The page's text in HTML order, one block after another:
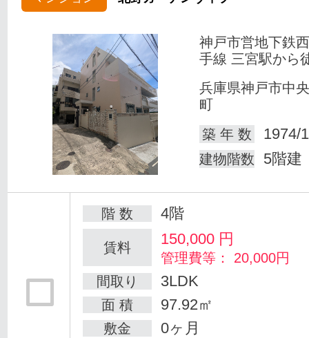
神戸市営地下鉄
手線 三宮駅から
兵庫県神戸市中
町
築 年 数
1974/
建物階数 5階建
階 数 4階
賃料 150,000 円
管理費等： 20,000円
間取り
3LDK
面 積 97.92㎡
敷金 0ヶ月